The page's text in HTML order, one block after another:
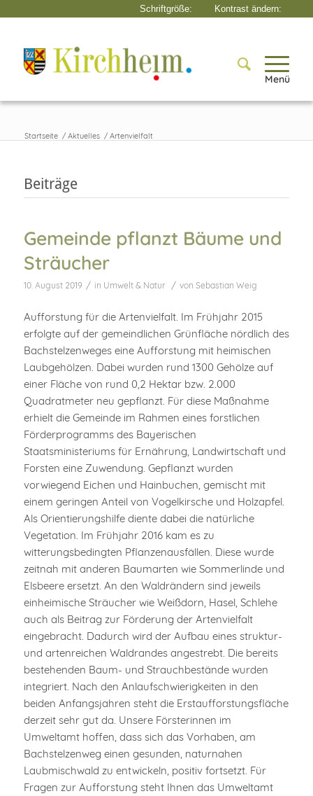
Menü
Startseite / Aktuelles / Artenvielfalt
Beiträge
Gemeinde pflanzt Bäume und
Sträucher
10. August 2019 / in Umwelt & Natur / von Sebastian Weig
Aufforstung für die Artenvielfalt. Im Frühjahr 2015
erfolgte auf der gemeindlichen Grünfläche nördlich des
Bachstelzenweges eine Aufforstung mit heimischen
Laubgehölzen. Dabei wurden rund 1300 Gehölze auf
einer Fläche von rund 0,2 Hektar bzw. 2.000
Quadratmeter neu gepflanzt. Für diese Maßnahme
erhielt die Gemeinde im Rahmen eines forstlichen
Förderprogramms des Bayerischen
Staatsministeriums für Ernährung, Landwirtschaft und
Forsten eine Zuwendung. Gepflanzt wurden
vorwiegend Eichen und Hainbuchen, gemischt mit
einem geringen Anteil von Vogelkirsche und Holzapfel.
Als Orientierungshilfe diente dabei die natürliche
Vegetation. Im Frühjahr 2016 kam es zu
witterungsbedingten Pflanzenausfällen. Diese wurde
zeitnah mit anderen Baumarten wie Sommerlinde und
Elsbeere ersetzt. An den Waldrändern sind jeweils
einheimische Sträucher wie Weißdorn, Hasel, Schlehe
auch als Beitrag zur Förderung der Artenvielfalt
eingebracht. Dadurch wird der Aufbau eines struktur-
und artenreichen Waldrandes angestrebt. Die bereits
bestehenden Baum- und Strauchbestände wurden
integriert. Nach den Anlaufschwierigkeiten in den
beiden Anfangsjahren steht die Erstaufforstungsfläche
derzeit sehr gut da. Unsere Försterinnen im
Umweltamt hoffen, dass sich das Vorhaben, am
Bachstelzenweg einen gesunden, naturnahen
Laubmischwald zu entwickeln, positiv fortsetzt. Für
Fragen zur Aufforstung steht Ihnen das Umweltamt